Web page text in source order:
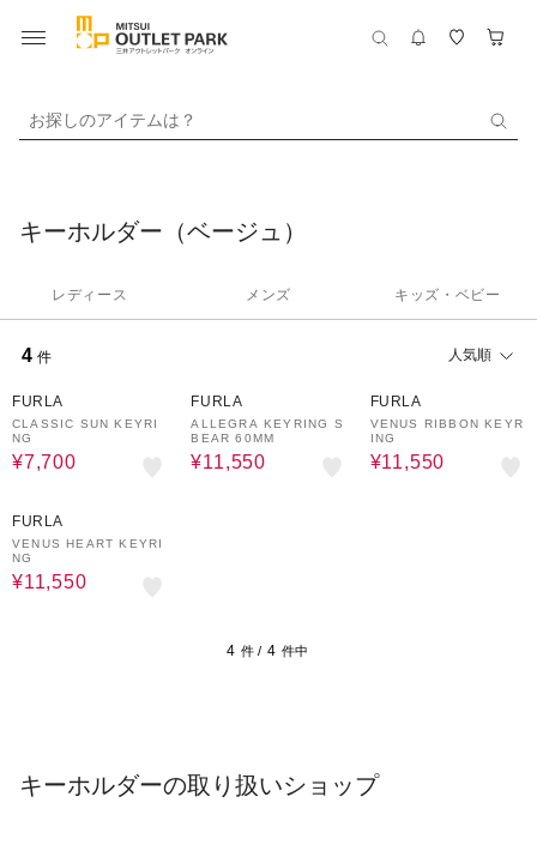
お探しのアイテムは？
キーホルダー（ベージュ）
レディース メンズ キッズ・ベビー
4 件 人気順
FURLA
CLASSIC SUN KEYRI
NG
¥7,700
FURLA
ALLEGRA KEYRING S
BEAR 60MM
¥11,550
FURLA
VENUS RIBBON KEYR
ING
¥11,550
FURLA
VENUS HEART KEYRI
NG
¥11,550
4 件 / 4 件中
キーホルダーの取り扱いショップ